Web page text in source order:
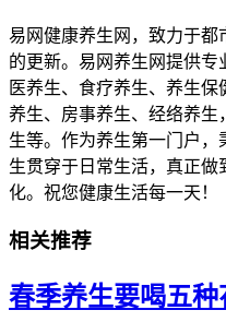
易网健康养生网，致力于
的更新。易网养生网提供
医养生、食疗养生、养生
养生、房事养生、经络养
生等。作为养生第一门户
生贯穿于日常生活，真正
化。祝您健康生活每一天！
相关推荐
春季养生要喝五种